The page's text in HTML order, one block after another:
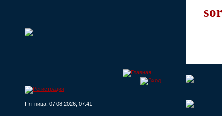
Пятница, 07.08.2026, 07:41